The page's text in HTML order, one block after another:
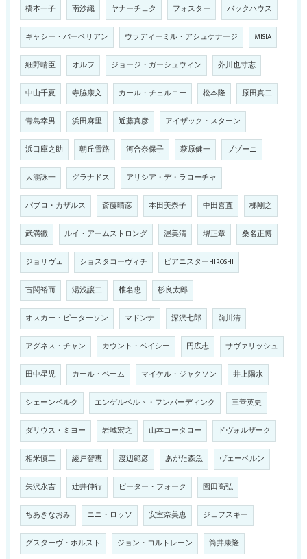
橋本一子 南沙織 ヤナーチェク フォスター バックハウス
キャシー・バーベリアン ウラディーミル・アシュケナージ MISIA
細野晴臣 オルフ ジョージ・ガーシュウィン 芥川也寸志
中山千夏 寺脇康文 カール・チェルニー 松本隆 原田真二
青島幸男 浜田麻里 近藤真彦 アイザック・スターン
浜口庫之助 朝丘雪路 河合奈保子 萩原健一 ブゾーニ
大瀧詠一 グラナドス アリシア・デ・ラローチャ
パブロ・カザルス 斎藤晴彦 本田美奈子 中田喜直 梯剛之
武満徹 ルイ・アームストロング 渥美清 堺正章 桑名正博
ジョリヴェ ショスタコーヴィチ ピアニスターHIROSHI
古関裕而 湯浅譲二 椎名恵 杉良太郎
オスカー・ピーターソン マドンナ 深沢七郎 前川清
アグネス・チャン カウント・ベイシー 円広志 サヴァリッシュ
田中星児 カール・ベーム マイケル・ジャクソン 井上陽水
シェーンベルク エンゲルベルト・フンパーディンク 三善英史
ダリウス・ミヨー 岩城宏之 山本コータロー ドヴォルザーク
相米慎二 綾戸智恵 渡辺範彦 あがた森魚 ヴェーベルン
矢沢永吉 辻井伸行 ピーター・フォーク 園田高弘
ちあきなおみ ニニ・ロッソ 安室奈美恵 ジェフスキー
グスターヴ・ホルスト ジョン・コルトレーン 筒井康隆